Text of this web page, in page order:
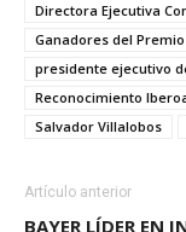
Directora Ejecutiva
Ganadores del
presidente ejecutivo
Reconocimiento
Salvador Villalobos
Artículo anterior
BAYER LÍDER EN